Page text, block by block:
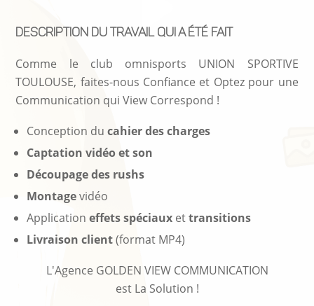
description du travail qui a été fait
Comme le club omnisports UNION SPORTIVE
TOULOUSE, faites-nous Confiance et Optez pour une
Communication qui View Correspond !
Conception ducahier des charges
Captation vidéo et son
Découpagedes rushs
Montagevidéo
Applicationeffets spéciaux ettransitions
Livraison client(format MP4)
L'Agence GOLDEN VIEW COMMUNICATION
est La Solution !